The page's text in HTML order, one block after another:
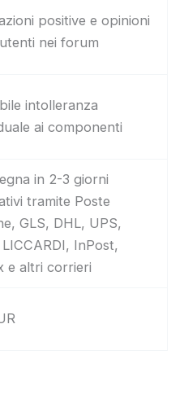
positive e opinioni
nei forum
intolleranza
ai componenti
in 2-3 giorni
tramite Poste
GLS, DHL, UPS,
LICCARDI, InPost,
e altri corrieri